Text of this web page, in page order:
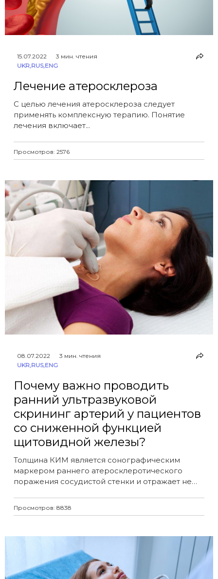
15.07.2022
3 мин. чтения
UKR,RUS,ENG
Лечение атеросклероза
С целью лечения атеросклероза следует
применять комплексную терапию. Понятие
лечения включает...
Просмотров: 2576
08.07.2022
3 мин. чтения
UKR,RUS,ENG
Почему важно проводить
ранний ультразвуковой
скрининг артерий у пациентов
со сниженной функцией
щитовидной железы?
Толщина КИМ является сонографическим
маркером раннего атеросклеротического
поражения сосудистой стенки и отражает не
атеросклероза.
Просмотров: 8838